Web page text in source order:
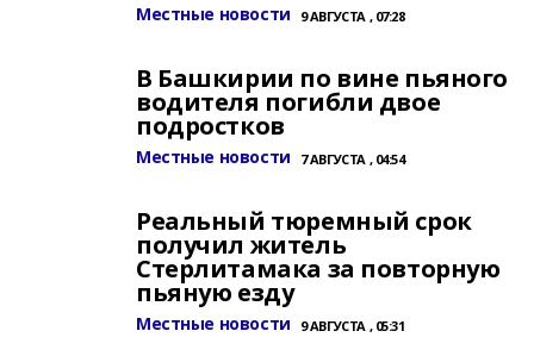
Местные новости 9 АВГУСТА , 07:28
В Башкирии по вине пьяного
водителя погибли двое
подростков
Местные новости 7 АВГУСТА , 04:54
Реальный тюремный срок
получил житель
Стерлитамака за повторную
пьяную езду
Местные новости 9 АВГУСТА , 05:31